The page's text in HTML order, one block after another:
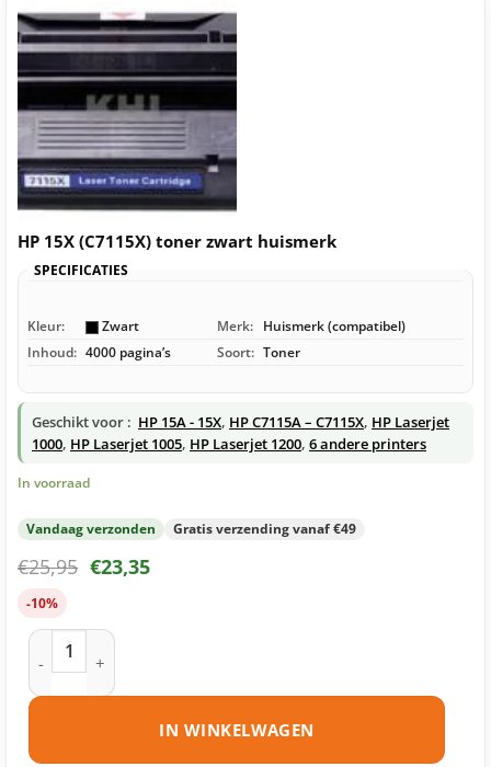
HP 15X (C7115X) toner zwart huismerk
SPECIFICATIES
Kleur: Zwart Merk: Huismerk (compatibel)
Inhoud: 4000 pagina’s Soort: Toner
Geschikt voor : HP 15A - 15X, HP C7115A – C7115X, HP Laserjet
1000, HP Laserjet 1005, HP Laserjet 1200, 6 andere printers
In voorraad
Vandaag verzonden Gratis verzending vanaf €49
€25,95 €23,35
-10%
HP 15X (C7115X) toner zwart huismerk aantal
IN WINKELWAGEN